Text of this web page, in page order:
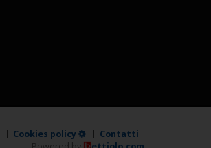
Cookies policy
Contatti